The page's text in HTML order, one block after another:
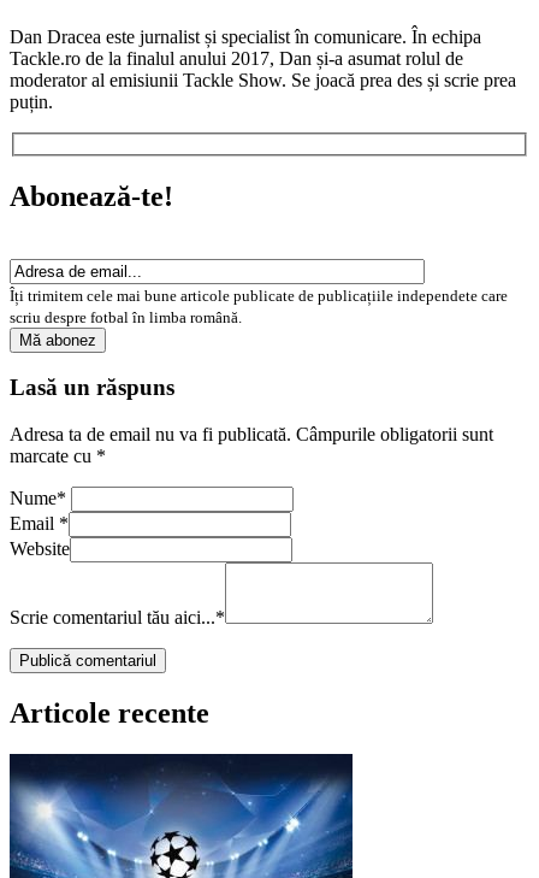
Dan Dracea este jurnalist și specialist în comunicare. În echipa
Tackle.ro de la finalul anului 2017, Dan și-a asumat rolul de
moderator al emisiunii Tackle Show. Se joacă prea des și scrie prea
puțin.
Abonează-te!
Îți trimitem cele mai bune articole publicate de publicațiile independete care
scriu despre fotbal în limba română.
Lasă un răspuns
Adresa ta de email nu va fi publicată. Câmpurile obligatorii sunt
marcate cu *
Nume*
Email *
Website
Scrie comentariul tău aici...*
Articole recente